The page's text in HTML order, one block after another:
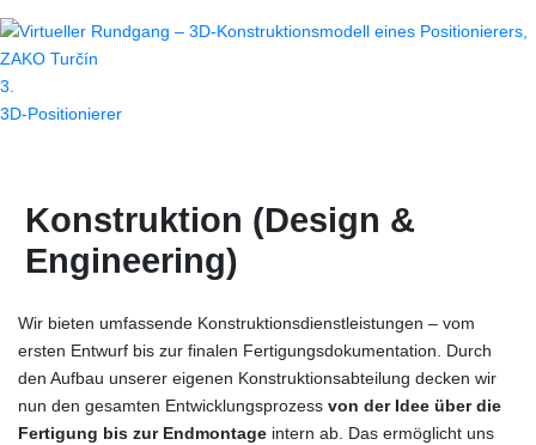
3.
3D-Positionierer
Konstruktion (Design &
Engineering)
Wir bieten umfassende Konstruktionsdienstleistungen – vom
ersten Entwurf bis zur finalen Fertigungsdokumentation. Durch
den Aufbau unserer eigenen Konstruktionsabteilung decken wir
nun den gesamten Entwicklungsprozess von der Idee über die
Fertigung bis zur Endmontage intern ab. Das ermöglicht uns